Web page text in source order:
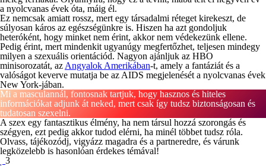
a nyolcvanas évek óta, máig él.
Ez nemcsak amiatt rossz, mert egy társadalmi réteget kirekeszt, de
súlyosan káros az egészségünkre is. Hiszen ha azt gondoljuk
heteróként, hogy minket nem érint, akkor nem védekezünk ellene.
Pedig érint, mert mindenkit ugyanúgy megfertőzhet, teljesen mindegy
milyen a szexuális orientációd. Nagyon ajánljuk az HBO
minisorozatát, az Angyalok Amerikában-t, amely a fantáziát és a
valóságot keverve mutatja be az AIDS megjelenését a nyolcvanas évek
New York-jában.
Mi a masculannál, fontosnak tartjuk, hogy hasznos és hiteles
információkat adjunk át neked, mert csak így tudsz biztonságosan és
tudatosan szexelni.
A szex egy fantasztikus élmény, ha nem társul hozzá szorongás és
szégyen, ezt pedig akkor tudod elérni, ha minél többet tudsz róla.
Olvass, tájékozódj, vigyázz magadra és a partneredre, és várunk
legközelebb is hasonlóan érdekes témával!
3